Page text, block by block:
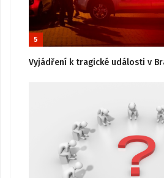
5
Vyjádření k tragické události v